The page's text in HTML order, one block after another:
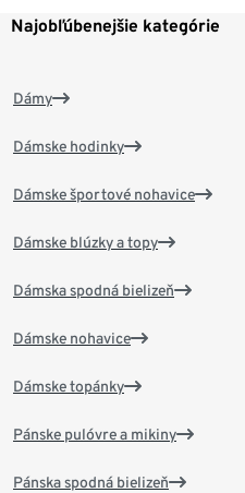
Najobľúbenejšie kategórie
Dámy
Dámske hodinky
Dámske športové nohavice
Dámske blúzky a topy
Dámska spodná bielizeň
Dámske nohavice
Dámske topánky
Pánske pulóvre a mikiny
Pánska spodná bielizeň